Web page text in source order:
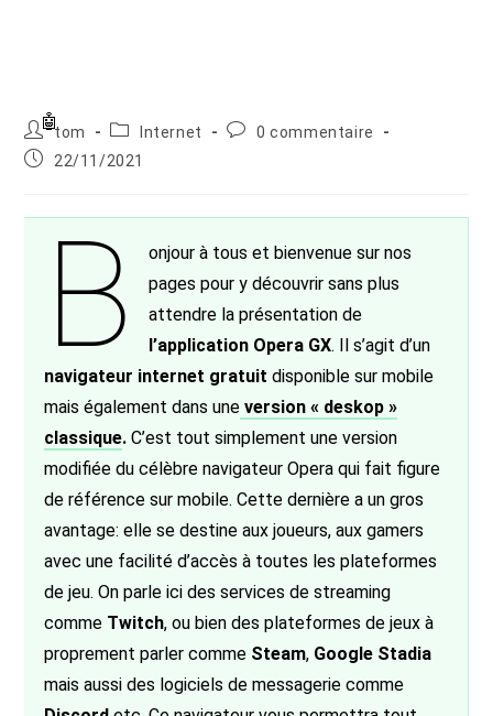
Auteur/autrice
de
la
tom
PostInternet
Commentaires
0 commentaire
Publication
22/11/2021
B
onjour à tous et bienvenue sur nos
pages pour y découvrir sans plus
attendre la présentation de
l’application Opera GX. Il s’agit d’un
navigateur internet gratuit disponible sur mobile
mais également dans une version « deskop »
classique.C’est tout simplement une version
modifiée du célèbre navigateur Opera qui fait figure
de référence sur mobile. Cette dernière a un gros
avantage: elle se destine aux joueurs, aux gamers
avec une facilité d’accès à toutes les plateformes
de jeu. On parle ici des services de streaming
comme Twitch, ou bien des plateformes de jeux à
proprement parler comme Steam, Google Stadia
mais aussi des logiciels de messagerie comme